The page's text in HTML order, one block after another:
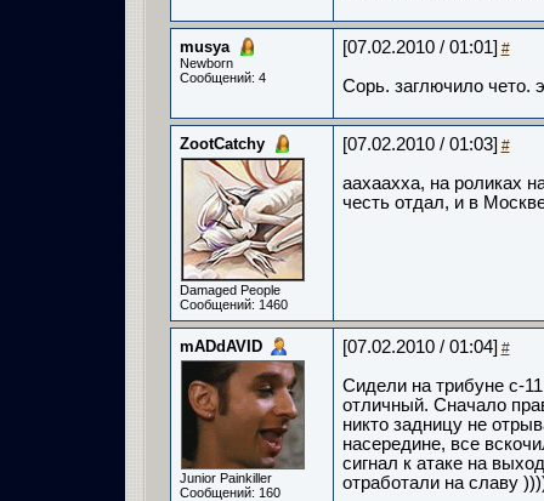
musya
Newborn
Сообщений: 4
[07.02.2010 / 01:01] #
Сорь. заглючило чето.
ZootCatchy
Damaged People
Сообщений: 1460
[07.02.2010 / 01:03] #
аахаахха, на роликах
честь отдал, и в
mADdAVID
Junior Painkiller
Сообщений: 160
[07.02.2010 / 01:04] #
Сидели на трибуне с-
отличный. Сначало
никто задницу не
насередине, все
сигнал к атаке на
отработали на славу